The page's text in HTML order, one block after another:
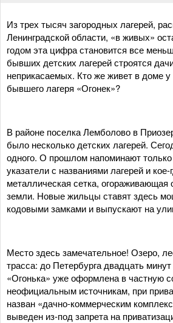
Из трех тысяч загородных лагерей,
Ленинградской области, «в живых»
годом эта цифра становится все
бывших детских лагерей строятся
неприкасаемых. Кто же живет в доме у
бывшего лагеря «Огонек»?
В районе поселка Лемболово в
было несколько детских лагерей.
одного. О прошлом напоминают
указатели с названиями лагерей и кое-
металлическая сетка, огораживающая
земли. Новые жильцы ставят здесь
кодовыми замками и выпускают на
Место здесь замечательное! Озеро,
трасса: до Петербурга двадцать
«Огонька» уже оформлена в частную
неофициальным источникам, при
назван «дачно-коммерческим
выведен из-под запрета на